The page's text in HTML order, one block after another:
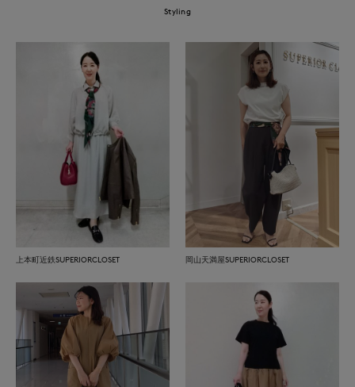
Styling
上本町近鉄SUPERIORCLOSET 岡山天満屋SUPERIORCLOSET